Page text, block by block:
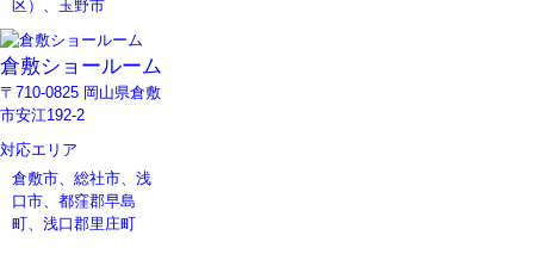
区）、玉野市
倉敷ショールーム
〒710-0825 岡山県倉敷
市安江192-2
対応エリア
倉敷市、総社市、浅
口市、都窪郡早島
町、浅口郡里庄町